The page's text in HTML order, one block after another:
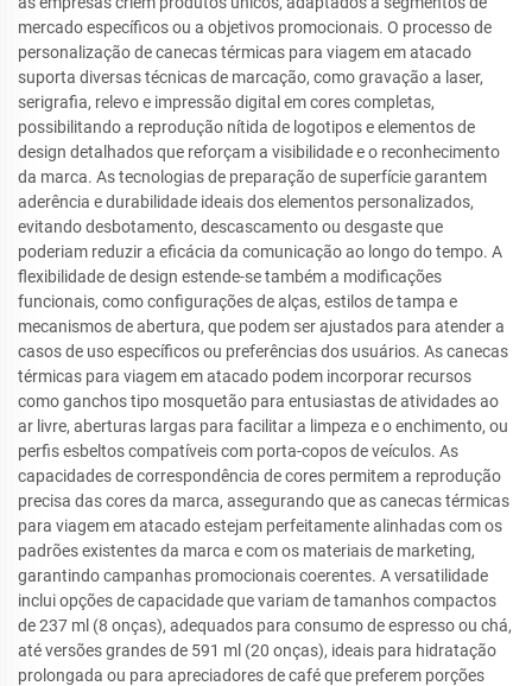
mercado específicos ou a objetivos promocionais. O processo de
personalização de canecas térmicas para viagem em atacado
suporta diversas técnicas de marcação, como gravação a laser,
serigrafia, relevo e impressão digital em cores completas,
possibilitando a reprodução nítida de logotipos e elementos de
design detalhados que reforçam a visibilidade e o reconhecimento
da marca. As tecnologias de preparação de superfície garantem
aderência e durabilidade ideais dos elementos personalizados,
evitando desbotamento, descascamento ou desgaste que
poderiam reduzir a eficácia da comunicação ao longo do tempo. A
flexibilidade de design estende-se também a modificações
funcionais, como configurações de alças, estilos de tampa e
mecanismos de abertura, que podem ser ajustados para atender a
casos de uso específicos ou preferências dos usuários. As canecas
térmicas para viagem em atacado podem incorporar recursos
como ganchos tipo mosquetão para entusiastas de atividades ao
ar livre, aberturas largas para facilitar a limpeza e o enchimento, ou
perfis esbeltos compatíveis com porta-copos de veículos. As
capacidades de correspondência de cores permitem a reprodução
precisa das cores da marca, assegurando que as canecas térmicas
para viagem em atacado estejam perfeitamente alinhadas com os
padrões existentes da marca e com os materiais de marketing,
garantindo campanhas promocionais coerentes. A versatilidade
inclui opções de capacidade que variam de tamanhos compactos
de 237 ml (8 onças), adequados para consumo de espresso ou chá,
até versões grandes de 591 ml (20 onças), ideais para hidratação
prolongada ou para apreciadores de café que preferem porções